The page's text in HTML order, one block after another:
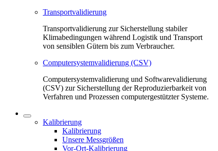
Transportvalidierung
Transportvalidierung zur Sicherstellung stabiler
Klimabedingungen während Logistik und Transport
von sensiblen Gütern bis zum Verbraucher.
Computersystemvalidierung (CSV)
Computersystemvalidierung und Softwarevalidierung
(CSV) zur Sicherstellung der Reproduzierbarkeit von
Verfahren und Prozessen computergestützter Systeme.
Kalibrierung
Kalibrierung
Unsere Messgrößen
Vor-Ort-Kalibrierung